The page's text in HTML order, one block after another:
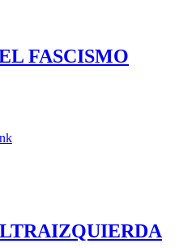
FASCISMO